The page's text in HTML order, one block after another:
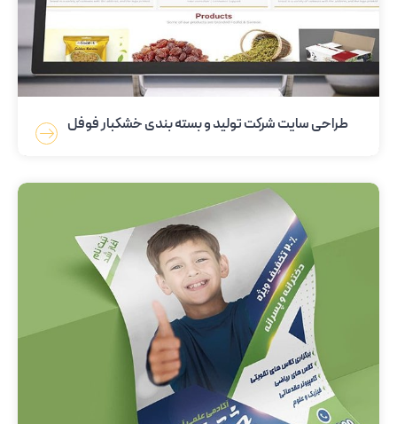
طراحی سایت شرکت تولید و بسته بندی خشکبار فوفل